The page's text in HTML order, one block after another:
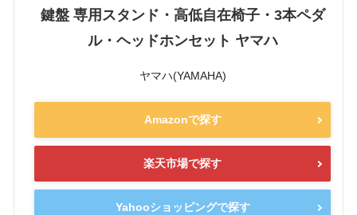
鍵盤 専用スタンド・高低自在椅子・3本ペダ
ル・ヘッドホンセット ヤマハ
ヤマハ(YAMAHA)
Amazonで探す
楽天市場で探す
Yahooショッピングで探す